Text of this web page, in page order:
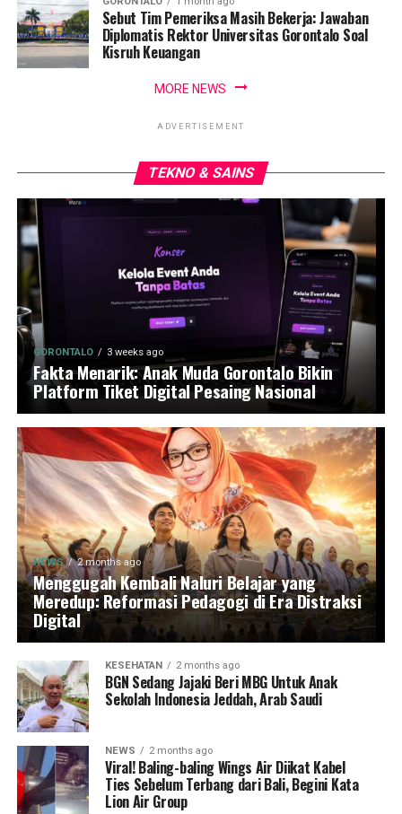
Sebut Tim Pemeriksa Masih Bekerja: Jawaban
Diplomatis Rektor Universitas Gorontalo Soal
Kisruh Keuangan
MORE NEWS
ADVERTISEMENT
TEKNO & SAINS
GORONTALO 3 weeks ago
Fakta Menarik: Anak Muda Gorontalo Bikin
Platform Tiket Digital Pesaing Nasional
NEWS 2 months ago
Menggugah Kembali Naluri Belajar yang
Meredup: Reformasi Pedagogi di Era Distraksi
Digital
KESEHATAN 2 months ago
BGN Sedang Jajaki Beri MBG Untuk Anak
Sekolah Indonesia Jeddah, Arab Saudi
NEWS 2 months ago
Viral! Baling-baling Wings Air Diikat Kabel
Ties Sebelum Terbang dari Bali, Begini Kata
Lion Air Group